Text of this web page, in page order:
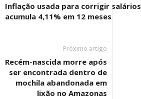
Inflação usada para corrigir salários
acumula 4,11% em 12 meses
Próximo artigo
Recém-nascida morre após
ser encontrada dentro de
mochila abandonada em
lixão no Amazonas